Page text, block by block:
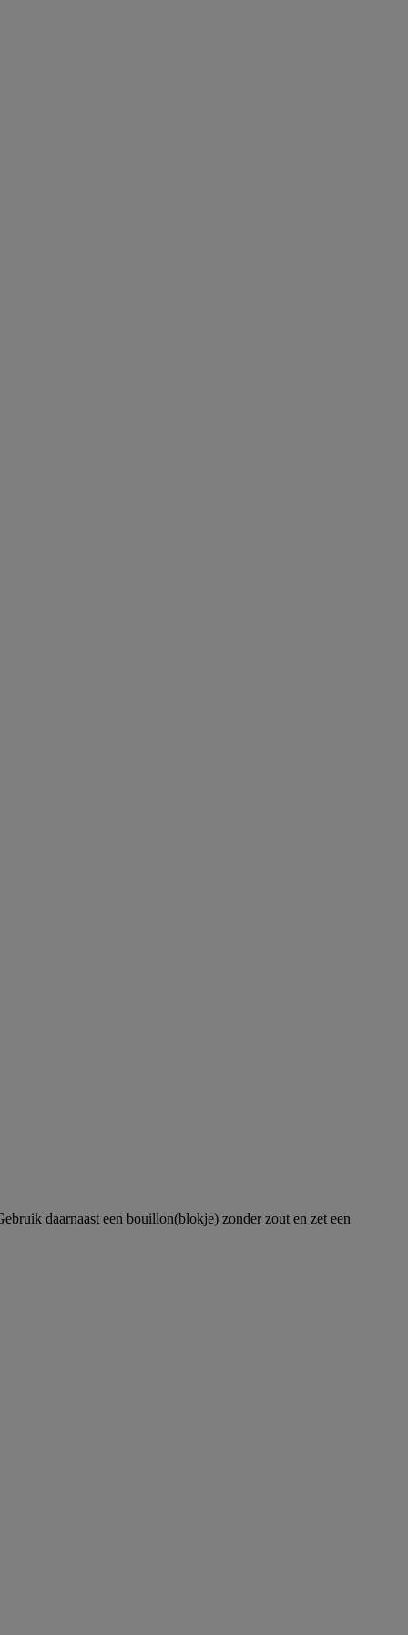
daarnaast een bouillon(blokje) zonder zout en zet een